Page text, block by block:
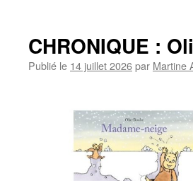
CHRONIQUE :
Publié le 14 juillet 2026par Martine